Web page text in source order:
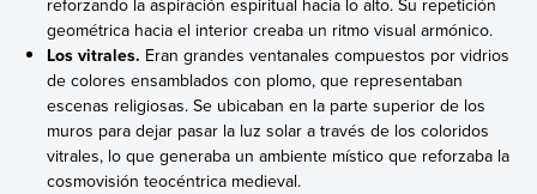
geométrica hacia el interior creaba un ritmo visual armónico.
Los vitrales. Eran grandes ventanales compuestos por vidrios
de colores ensamblados con plomo, que representaban
escenas religiosas. Se ubicaban en la parte superior de los
muros para dejar pasar la luz solar a través de los coloridos
vitrales, lo que generaba un ambiente místico que reforzaba la
cosmovisión teocéntrica medieval.